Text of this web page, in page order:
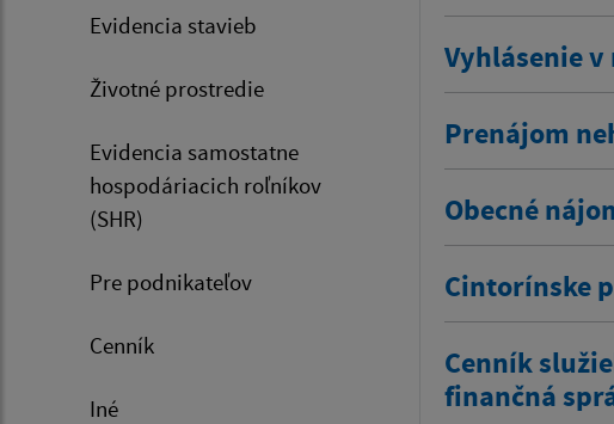
Evidencia stavieb
Životné prostredie
Evidencia samostatne
hospodáriacich roľníkov
(SHR)
Pre podnikateľov
Cenník
Iné
Vyhlásenie
Prenájom
Obecné
Cintorínske
Cenník
finančná